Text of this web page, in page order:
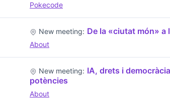
Pokecode
New meeting: De la «ciutat món»
About
New meeting: IA, drets i
potències
About